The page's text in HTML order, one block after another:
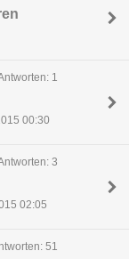
1
00:30
3
02:05
51